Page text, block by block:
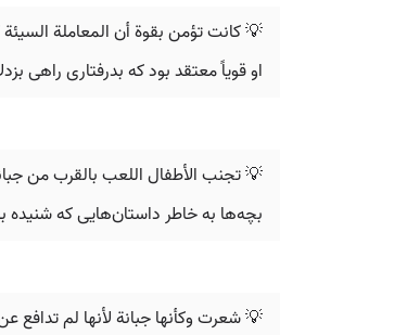
💡 كانت تؤمن بقوة أن المعاملة
او قویاً معتقد بود که بدرفتاری راهی
💡 تجنب الأطفال اللعب بالقرب من
بچه‌ها به خاطر داستان‌هایی که شنیده
💡 شعرت وكأنها جبانة لأنها لم تدافع